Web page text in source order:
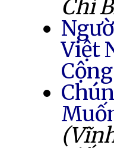
Chí
Việt